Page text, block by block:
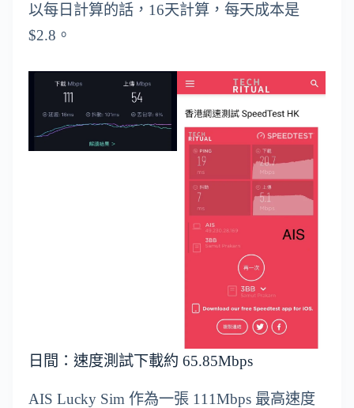
以每日計算的話，16天計算，每天成本是
$2.8。
日間：速度測試下載約 65.85Mbps
AIS Lucky Sim 作為一張 111Mbps 最高速度